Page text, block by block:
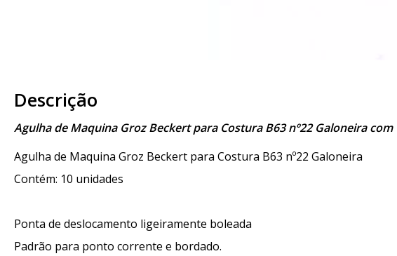
Descrição
Agulha de Maquina Groz Beckert para Costura B63 nº22 Galoneira com
Agulha de Maquina Groz Beckert para Costura B63 nº22 Galoneira
Contém: 10 unidades
Ponta de deslocamento ligeiramente boleada
Padrão para ponto corrente e bordado.